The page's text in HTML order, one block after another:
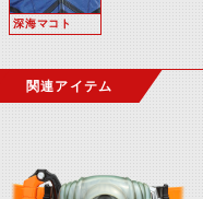
深海マコト
関連アイテム